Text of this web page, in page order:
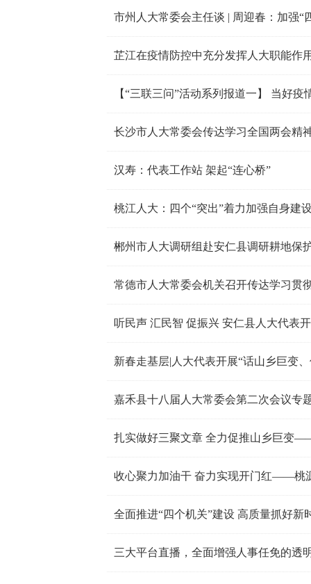
市州人大常委会主任谈 | 周迎春：加强“
芷江在疫情防控中充分发挥人大职能作
长沙市人大常委会传达学习全国两会精
汉寿：代表工作站 架起“连心桥”
桃江人大：四个“突出”着力加强自身建
郴州市人大调研组赴安仁县调研耕地保
听民声 汇民智 促振兴 安仁县人大代表
新春走基层|人大代表开展“话山乡巨变
嘉禾县十八届人大常委会第二次会议专
收心聚力加油干 奋力实现开门红——桃
全面推进“四个机关”建设 高质量抓好新
三大平台直播，全面增强人事任免的